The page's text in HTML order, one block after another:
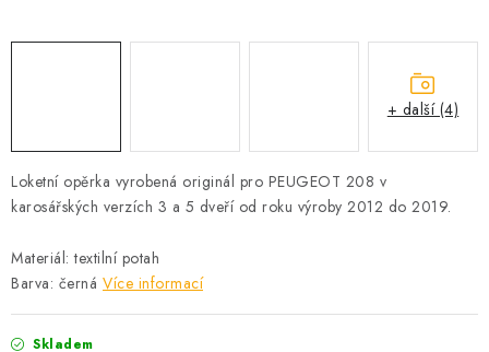
Cookies
Ochrana osobních údajú
Jak funguje Zásilkovna?
LICENCE K FOTOGRAFIÍM
Doplňkové služby Profigaráž.cz
Loketní opěrka vyrobená originál pro PEUGEOT 208 v
karosářských verzích 3 a 5 dveří od roku výroby 2012 do 2019.
Materiál: textilní potah
Barva: černá Více informací
Skladem
+ další (4)